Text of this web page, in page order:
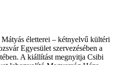
életterei – kétnyelvű kültéri
Egyesület szervezésében a
A kiállítást megnyitja Csibi